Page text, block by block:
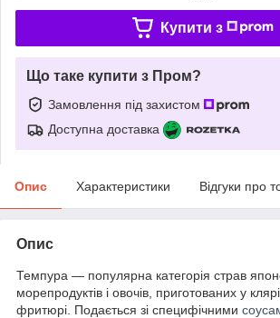
Купити з
Що таке купити з Пром?
Замовлення під захистом
Доступна доставка
Опис Характеристики Відгуки про
Опис
Темпура — популярна категорія страв
морепродуктів і овочів, приготованих у
фритюрі. Подається зі специфічними